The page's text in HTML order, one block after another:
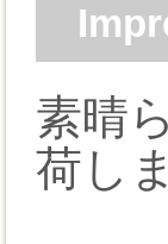
素晴
荷し